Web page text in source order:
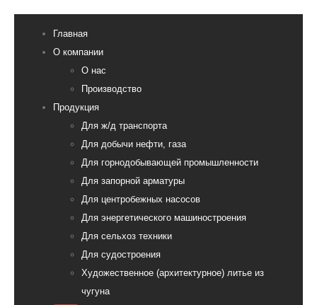
Главная
О компании
О нас
Производство
Продукция
Для ж/д транспорта
Для добычи нефти, газа
Для горнодобывающей промышленности
Для запорной арматуры
Для центробежных насосов
Для энергетического машиностроения
Для сельхоз техники
Для судостроения
Художественное (архитектурное) литье из
чугуна